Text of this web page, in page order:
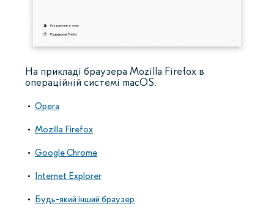
На прикладі браузера Mozilla Firefox в
операційній системі macOS.
Opera
Mozilla Firefox
Google Chrome
Internet Explorer
Будь-який інший браузер